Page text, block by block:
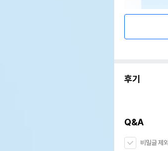
후기
Q&A
비밀글 제외